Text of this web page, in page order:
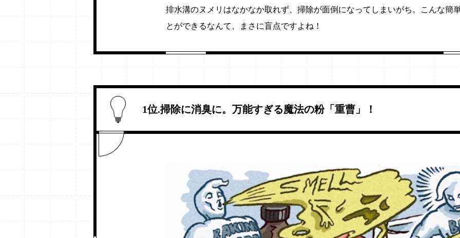
排水溝のヌメリはなかなか取れず、掃除が面倒になってしまいがち。こんな簡
とができるなんて、まさに盲点ですよね！
1位.掃除に消臭に。万能すぎる魔法の粉「重曹」！